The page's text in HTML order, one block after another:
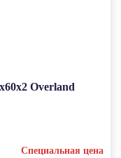
Overland
Специальная цена